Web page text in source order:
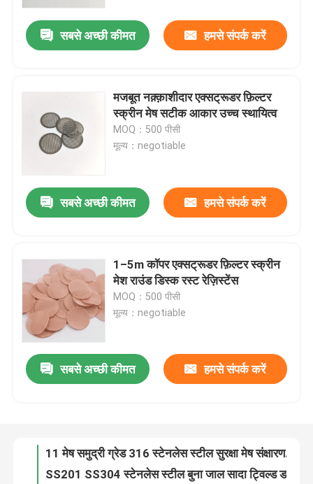
घर
उत्पादों
हमारे बारे में
गुणवत्ता नियंत्रण
सबसे अच्छी कीमत हमसे संपर्क करें
मजबूत नक़्क़ाशीदार एक्सट्रूडर फ़िल्टर
स्क्रीन मेष सटीक आकार उच्च स्थायित्व
MOQ：500 पीसी
मूल्य：negotiable
सबसे अच्छी कीमत हमसे संपर्क करें
1–5m कॉपर एक्सट्रूडर फ़िल्टर स्क्रीन
मेश राउंड डिस्क रस्ट रेज़िस्टेंस
MOQ：500 पीसी
मूल्य：negotiable
सबसे अच्छी कीमत हमसे संपर्क करें
11 मेष समुद्री ग्रेड 316 स्टेनलेस स्टील सुरक्षा मेष संक्षारण प्रतिरोधी
उच्च शक्ति 8-3100 जाल स्टेनलेस स्टील बुना जाल 40 60 माइक्रोन
वाइब्रेटिंग स्क्रीन इंटरमीडिएट क्रिम्प्ड वायर मेष 30 मीटर लंबाई प्रभाव प्रतिरोध